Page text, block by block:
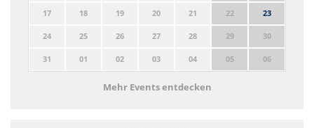
17 18 19 20 21 22 23
24 25 26 27 28 29 30
31 01 02 03 04 05 06
Mehr Events entdecken